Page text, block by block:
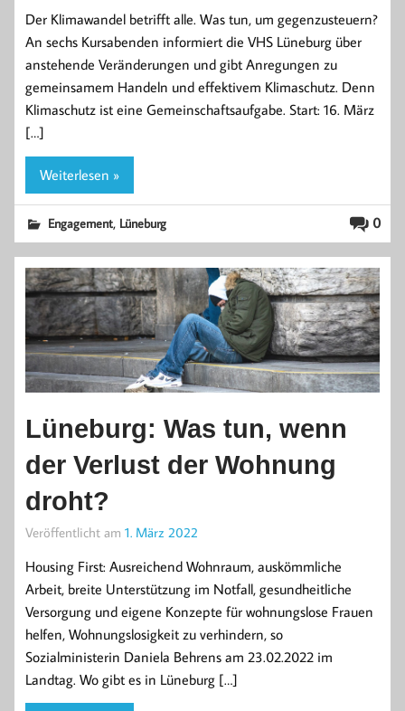
Der Klimawandel betrifft alle. Was tun, um gegenzusteuern?
An sechs Kursabenden informiert die VHS Lüneburg über
anstehende Veränderungen und gibt Anregungen zu
gemeinsamem Handeln und effektivem Klimaschutz. Denn
Klimaschutz ist eine Gemeinschaftsaufgabe. Start: 16. März
[…]
Weiterlesen »
0
Engagement, Lüneburg
Lüneburg: Was tun, wenn
der Verlust der Wohnung
droht?
Veröffentlicht am 1. März 2022
Housing First: Ausreichend Wohnraum, auskömmliche
Arbeit, breite Unterstützung im Notfall, gesundheitliche
Versorgung und eigene Konzepte für wohnungslose Frauen
helfen, Wohnungslosigkeit zu verhindern, so
Sozialministerin Daniela Behrens am 23.02.2022 im
Landtag. Wo gibt es in Lüneburg […]